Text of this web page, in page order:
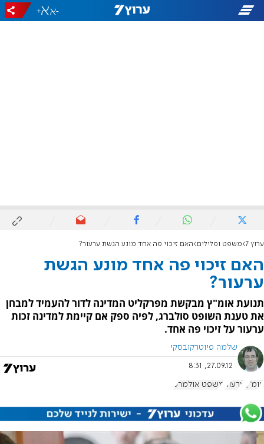
-
+
ערוץ 7 משפט ופלילים האם זיכוי פה אחד מונע הגשת ערעור?
האם זיכוי פה אחד מונע הגשת
ערעור?
תנועת אומ"ץ מבקשת מפרקליט המדינה לדור להעמיד למבחן
את טענת השופט סולברג, לפיה ספק אם קיימת למדינה זכות
ערעור על זיכוי פה אחד.
שלמה פיוטרקובסקי
27.09.12, 8:31
אומ"ץ ערעור משפט אולמרט